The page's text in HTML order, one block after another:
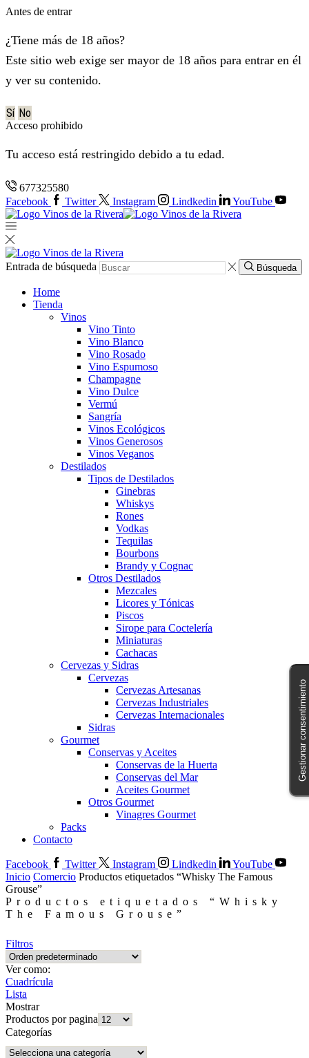
Antes de entrar
¿Tiene más de 18 años?
Este sitio web exige ser mayor de 18 años para entrar en él
y ver su contenido.
Sí No
Acceso prohibido
Tu acceso está restringido debido a tu edad.
677325580
Facebook
Twitter Instagram Lindkedin YouTube
Entrada de búsqueda Búsqueda
Home
Tienda
Vinos
Vino Tinto
Vino Blanco
Vino Rosado
Vino Espumoso
Champagne
Vino Dulce
Vermú
Sangría
Vinos Ecológicos
Vinos Generosos
Vinos Veganos
Destilados
Tipos de Destilados
Ginebras
Whiskys
Rones
Vodkas
Tequilas
Bourbons
Brandy y Cognac
Otros Destilados
Mezcales
Licores y Tónicas
Piscos
Sirope para Coctelería
Miniaturas
Cachacas
Cervezas y Sidras
Cervezas
Cervezas Artesanas
Cervezas Industriales
Cervezas Internacionales
Sidras
Gourmet
Conservas y Aceites
Conservas de la Huerta
Conservas del Mar
Aceites Gourmet
Otros Gourmet
Vinagres Gourmet
Packs
Contacto
Facebook Twitter Instagram Lindkedin
YouTube
Inicio Comercio Productos etiquetados “Whisky The Famous
Grouse”
Productos etiquetados “Whisky
The Famous Grouse”
Filtros
Ver como:
Cuadrícula
Lista
Mostrar
Productos por pagina
Categorías
Gestionar consentimiento